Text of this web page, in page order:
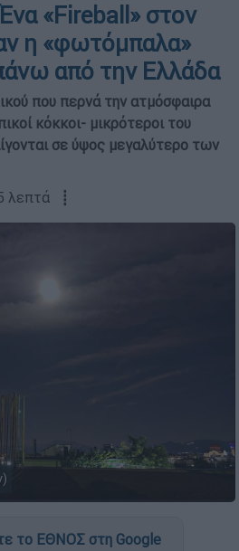
«Fireball» στον
η «φωτόμπαλα»
από την Ελλάδα
που περνά την ατμόσφαιρα
κόκκοι- μικρότεροι του
σε ύψος μεγαλύτερο των
λεπτά ┋
το ΕΘΝΟΣ στη Google